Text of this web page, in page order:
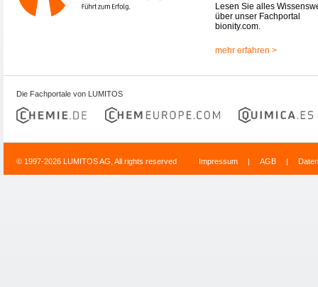
Lesen Sie alles
über unser Fachportal
bionity.com.
mehr erfahren >
Die Fachportale von LUMITOS
© 1997-2026 LUMITOS AG, All rights reserved Impressum | AGB |